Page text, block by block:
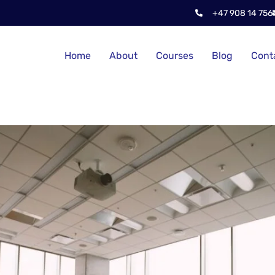
+47 908 14 756
Home About Courses Blog